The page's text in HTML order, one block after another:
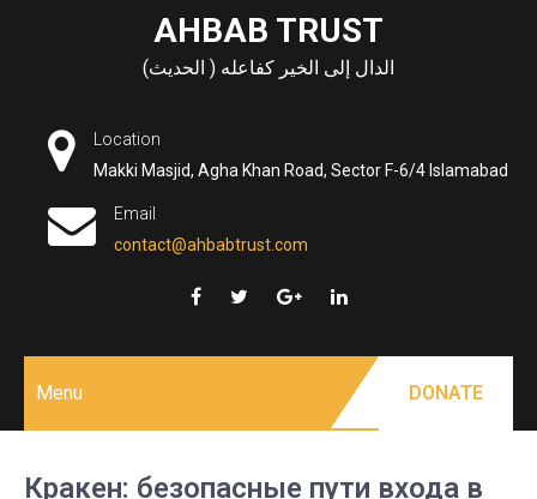
AHBAB TRUST
الدال إلى الخير كفاعله ( الحديث)
Location
Makki Masjid, Agha Khan Road, Sector F-6/4 Islamabad
Email
contact@ahbabtrust.com
Menu DONATE
Кракен: безопасные пути входа в